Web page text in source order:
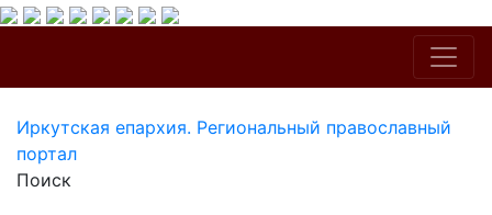
Иркутская епархия. Региональный православный
портал
Поиск